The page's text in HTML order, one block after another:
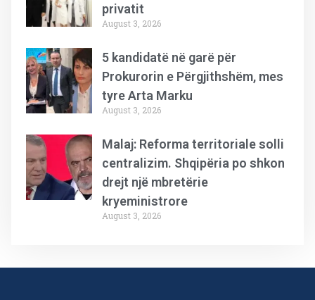
privatit
August 3, 2026
5 kandidatë në garë për
Prokurorin e Përgjithshëm, mes
tyre Arta Marku
August 3, 2026
Malaj: Reforma territoriale solli
centralizim. Shqipëria po shkon
drejt një mbretërie
kryeministrore
August 3, 2026